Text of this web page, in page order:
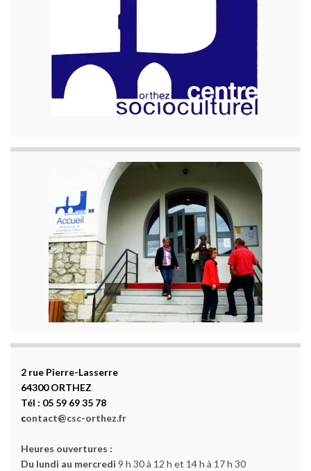
2 rue Pierre-Lasserre
64300 ORTHEZ
Tél : 05 59 69 35 78
contact@csc-orthez.fr
Heures ouvertures :
Du lundi au mercredi 9 h 30 à 12 h et 14 h à 17 h 30